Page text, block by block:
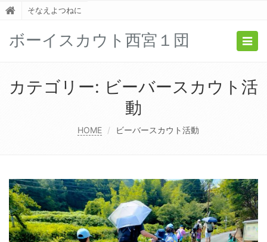
そなえよつねに
ボーイスカウト西宮１団
カテゴリー: ビーバースカウト活
動
HOME ビーバースカウト活動